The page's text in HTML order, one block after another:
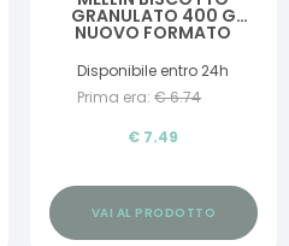
GRANULATO 400 G
NUOVO FORMATO
Disponibile entro 24h
Prima era: €6.74
€ 7.49
VAI AL PRODOTTO